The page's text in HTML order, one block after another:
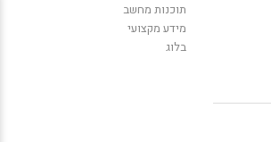
תוכנות מחשב
מידע מקצועי
בלוג